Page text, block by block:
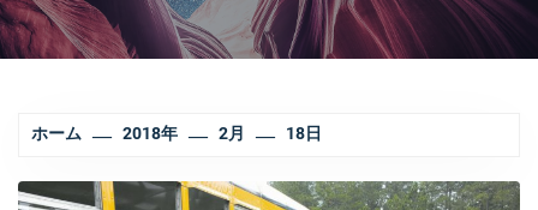
ホーム 2018年 2月 18日